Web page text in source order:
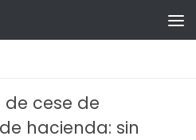
cese de
hacienda: sin